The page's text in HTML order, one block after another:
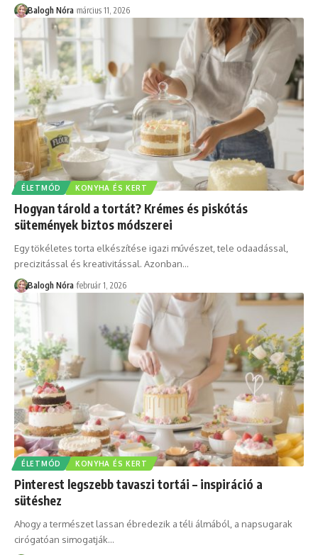
Balogh Nóra március 11, 2026
ÉLETMÓD KONYHA ÉS KERT
Hogyan tárold a tortát? Krémes és piskótás
sütemények biztos módszerei
Egy tökéletes torta elkészítése igazi művészet, tele odaadással,
precizitással és kreativitással. Azonban…
Balogh Nóra február 1, 2026
ÉLETMÓD KONYHA ÉS KERT
Pinterest legszebb tavaszi tortái – inspiráció a
sütéshez
Ahogy a természet lassan ébredezik a téli álmából, a napsugarak
cirógatóan simogatják…